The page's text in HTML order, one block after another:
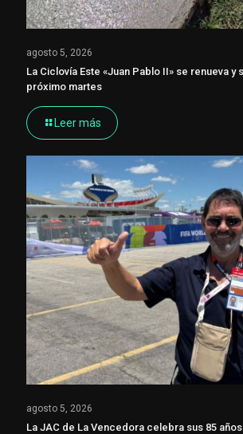
agosto 5, 2026
La Ciclovía Este «Juan Pablo II» se renueva y
próximo martes
Leer más
agosto 5, 2026
La JAC de La Vencedora celebra sus 85